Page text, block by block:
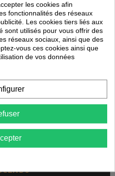
464,00 €
Ajouter au panier
2 de 2 article(s)
les cookies afin
fonctionnalités des réseaux
Les cookies tiers liés aux
sont utilisés pour vous offrir des
réseaux sociaux, ainsi que des
vous ces cookies ainsi que
de vos données